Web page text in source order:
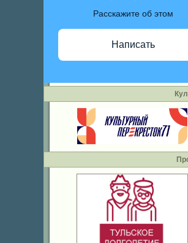
Расскажите об этом
Написать